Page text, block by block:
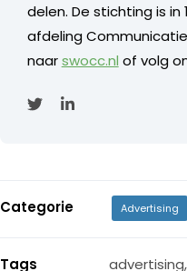
delen. De stichting is
afdeling
naarswocc.nl of volg
Categorie Advertising
Tags advertising,